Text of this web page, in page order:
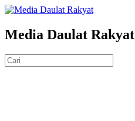
Media Daulat Rakyat